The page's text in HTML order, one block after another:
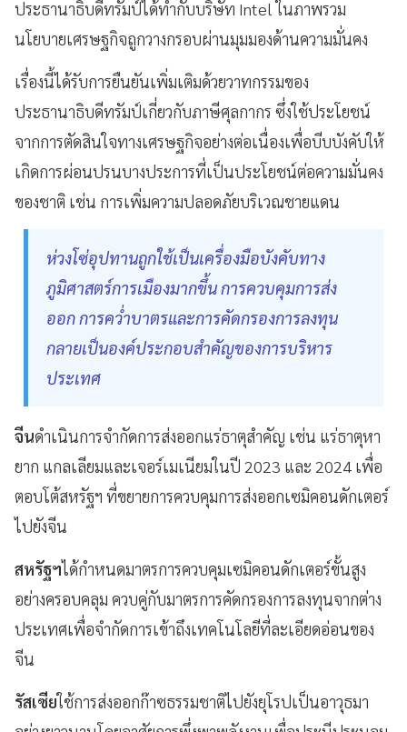
ประธานาธิบดีทรัมป์ได้ทำกับบริษัท Intel ในภาพรวม
นโยบายเศรษฐกิจถูกวางกรอบผ่านมุมมองด้านความมั่นคง
เรื่องนี้ได้รับการยืนยันเพิ่มเติมด้วยวาทกรรมของ
ประธานาธิบดีทรัมป์เกี่ยวกับภาษีศุลกากร ซึ่งใช้ประโยชน์
จากการตัดสินใจทางเศรษฐกิจอย่างต่อเนื่องเพื่อบีบบังคับให้
เกิดการผ่อนปรนบางประการที่เป็นประโยชน์ต่อความมั่นคง
ของชาติ เช่น การเพิ่มความปลอดภัยบริเวณชายแดน
ห่วงโซ่อุปทานถูกใช้เป็นเครื่องมือบังคับทาง
ภูมิศาสตร์การเมืองมากขึ้น การควบคุมการส่ง
ออก การคว่ำบาตรและการคัดกรองการลงทุน
กลายเป็นองค์ประกอบสำคัญของการบริหาร
ประเทศ
จีนดำเนินการจำกัดการส่งออกแร่ธาตุสำคัญ เช่น แร่ธาตุหา
ยาก แกลเลียมและเจอร์เมเนียมในปี 2023 และ 2024 เพื่อ
ตอบโต้สหรัฐฯ ที่ขยายการควบคุมการส่งออกเซมิคอนดักเตอร์
ไปยังจีน
สหรัฐฯได้กำหนดมาตรการควบคุมเซมิคอนดักเตอร์ขั้นสูง
อย่างครอบคลุม ควบคู่กับมาตรการคัดกรองการลงทุนจากต่าง
ประเทศเพื่อจำกัดการเข้าถึงเทคโนโลยีที่ละเอียดอ่อนของ
จีน
รัสเซียใช้การส่งออกก๊าซธรรมชาติไปยังยุโรปเป็นอาวุธมา